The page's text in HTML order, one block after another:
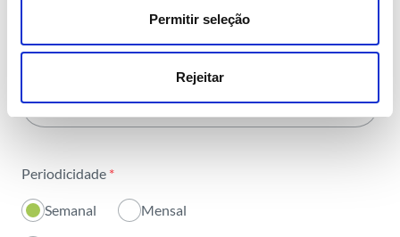
Permitir seleção
Rejeitar
Institucional
Inovação
Investidores
Nome*
Email*
Periodicidade *
Semanal Mensal